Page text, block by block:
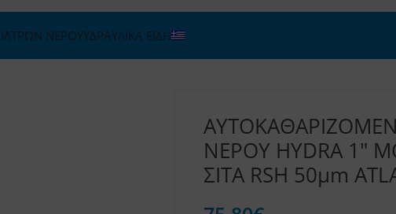
ΝΕΡΟΥΥΔΡΑΥΛΙΚΑ ΕΙΔΗ
ΝΕΡΟΥ HYDRA 1″
ΣΙΤΑ RSH 50μm